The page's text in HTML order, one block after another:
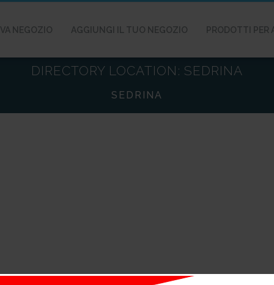
NEGOZIO AGGIUNGI IL TUO NEGOZIO PRODOTTI PER
DIRECTORY LOCATION: SEDRINA
SEDRINA